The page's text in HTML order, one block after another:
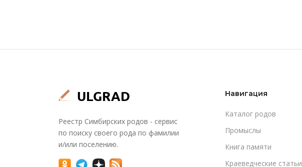
Реестр Симбирских родов - сервис
по поиску своего рода по фамилии
и/или поселению.
Навигация
Каталог родов
Промыслы
Книга памяти
Краеведческие статьи